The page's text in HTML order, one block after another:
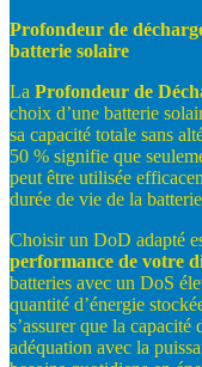
Profondeur de
batterie solaire
La Profondeur de
choix d’une batterie
sa capacité totale sans
50 % signifie que
peut être utilisée
durée de vie de la
Choisir un DoD adapté
performance de votre
batteries avec un DoS
quantité d’énergie
s’assurer que la
adéquation avec la